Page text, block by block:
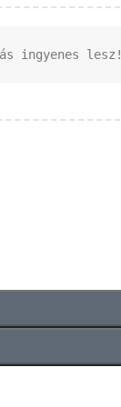
ingyenes lesz!